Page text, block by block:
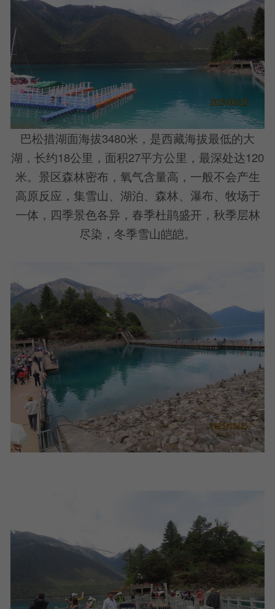
巴松措湖面海拔3480米，是西藏海拔最低的大
湖，长约18公里，面积27平方公里，最深处达120
米。景区森林密布，氧气含量高，一般不会产生
高原反应，集雪山、湖泊、森林、瀑布、牧场于
一体，四季景色各异，春季杜鹃盛开，秋季层林
尽染，冬季雪山皑皑。